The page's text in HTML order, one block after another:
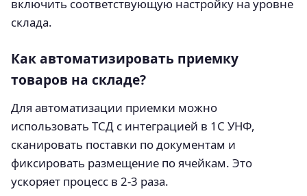
включить соответствующую настройку на уровне
склада.
Как автоматизировать приемку
товаров на складе?
Для автоматизации приемки можно
использовать ТСД с интеграцией в 1С УНФ,
сканировать поставки по документам и
фиксировать размещение по ячейкам. Это
ускоряет процесс в 2-3 раза.